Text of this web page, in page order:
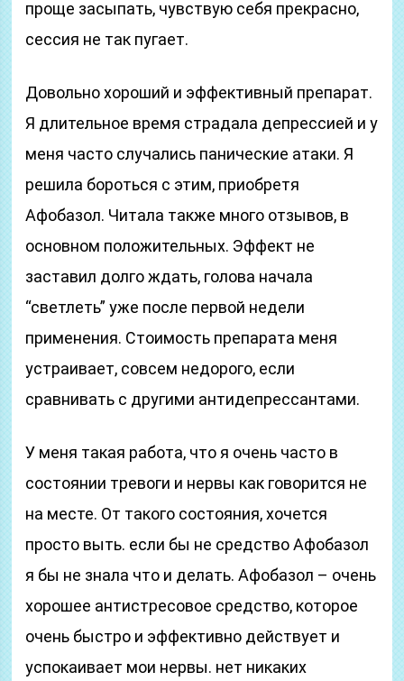
проще засыпать, чувствую себя прекрасно,
сессия не так пугает.
Довольно хороший и эффективный препарат.
Я длительное время страдала депрессией и у
меня часто случались панические атаки. Я
решила бороться с этим, приобретя
Афобазол. Читала также много отзывов, в
основном положительных. Эффект не
заставил долго ждать, голова начала
“светлеть” уже после первой недели
применения. Стоимость препарата меня
устраивает, совсем недорого, если
сравнивать с другими антидепрессантами.
У меня такая работа, что я очень часто в
состоянии тревоги и нервы как говорится не
на месте. От такого состояния, хочется
просто выть. если бы не средство Афобазол
я бы не знала что и делать. Афобазол – очень
хорошее антистресовое средство, которое
очень быстро и эффективно действует и
успокаивает мои нервы. нет никаких